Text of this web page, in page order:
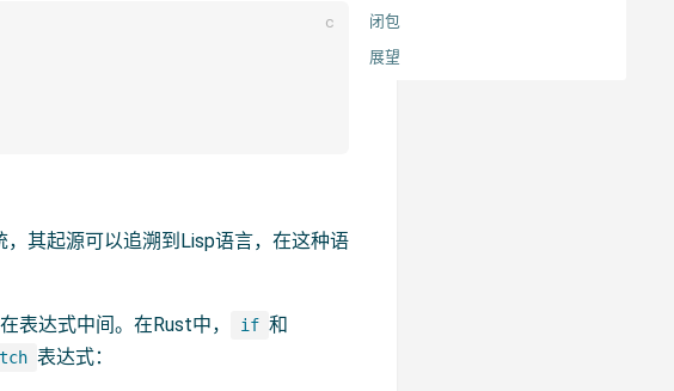
闭包
展望
其起源可以追溯到Lisp语言，在这种语
表达式中间。在Rust中， if 和
表达式：